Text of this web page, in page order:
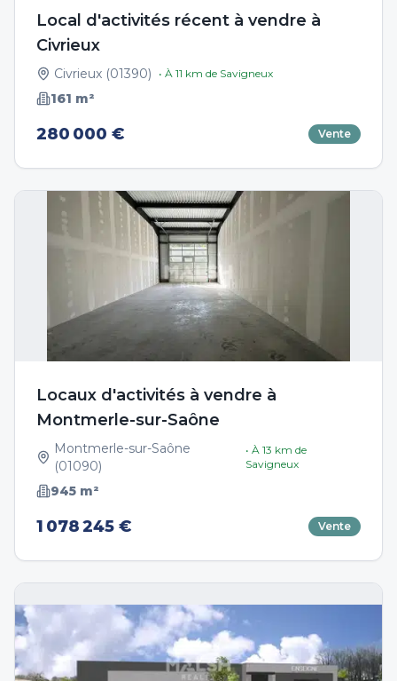
Local d'activités récent à vendre à
Civrieux
Civrieux (01390) • À 11 km de Savigneux
161 m²
280 000 € Vente
Locaux d'activités à vendre à
Montmerle-sur-Saône
Montmerle-sur-Saône
(01090)
• À13 km de
Savigneux
945 m²
1 078 245 € Vente